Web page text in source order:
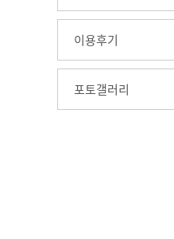
이용후기
포토갤러리